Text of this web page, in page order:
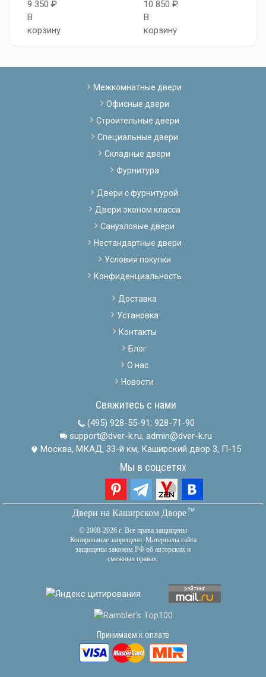
9 350 ₽
В
корзину
10 850 ₽
В
корзину
Межкомнатные двери
Офисные двери
Строительные двери
Специальные двери
Складные двери
Фурнитура
Двери с фурнитурой
Двери эконом класса
Санузловые двери
Нестандартные двери
Условия покупки
Конфиденциальность
Доставка
Установка
Контакты
Блог
О нас
Новости
Свяжитесь с нами
(495) 928-55-91; 928-71-90
support@dver-k.ru, admin@dver-k.ru
Москва, МКАД, 33-й км, Каширский двор 3, П-15
Мы в соцсетях
Двери на Каширском Дворетм
© 2008-2026 г. Все права защищены
Копирование запрещено. Материалы сайта
защищены законом РФ об авторских и
смежных правах.
Принимаем к оплате